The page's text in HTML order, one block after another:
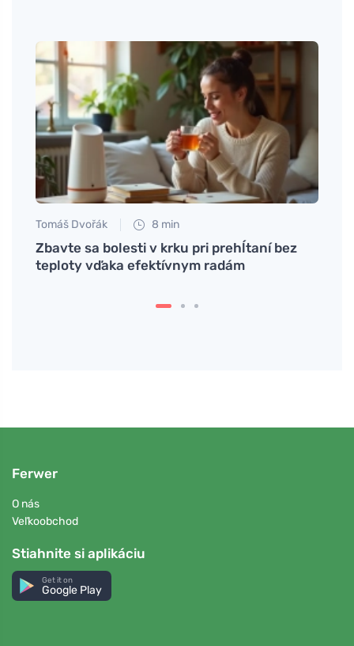
Tomáš Dvořák 8 min
Zbavte sa bolesti v krku pri prehĺtaní bez
teploty vďaka efektívnym radám
Ferwer
O nás
Veľkoobchod
Stiahnite si aplikáciu
Get it on
Google Play